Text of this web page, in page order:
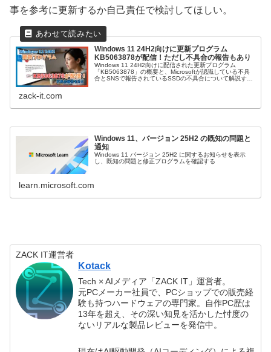
事を参考に更新するか自己責任で検討してほしい。
Windows 11 24H2向けに更新プログラム
KB5063878が配信！ただし不具合の報告もあり
Windows 11 24H2向けに配信された更新プログラム
「KB5063878」の概要と、Microsoftが認識している不具
合とSNSで報告されているSSDの不具合について解説す
zack-it.com
Windows 11、バージョン 25H2 の既知の問題と
通知
Windows 11 バージョン 25H2 に関するお知らせを表示
し、既知の問題と修正プログラムを確認する
learn.microsoft.com
ZACK IT運営者
Kotack
Tech × AIメディア「ZACK IT」運営者。
元PCメーカー社員で、PCショップでの販売経
験も持つハードウェアの専門家。自作PC歴は
13年を超え、その深い知見を活かした忖度の
ないリアルな製品レビューを発信中。